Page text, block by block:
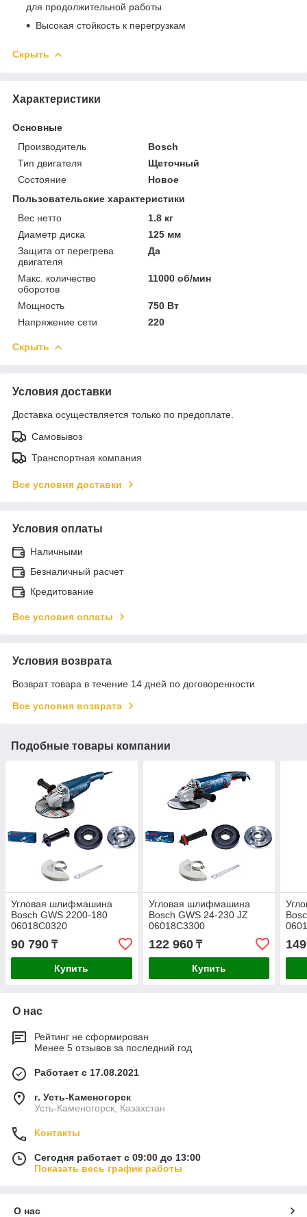
для продолжительной работы
Высокая стойкость к перегрузкам
Скрыть
Характеристики
Основные
Производитель
Bosch
Тип двигателя
Щеточный
Состояние
Новое
Пользовательские характеристики
Вес нетто
1.8 кг
Диаметр диска
125 мм
Защита от перегрева
двигателя
Да
Макс. количество
оборотов
11000 об/мин
Мощность
750 Вт
Напряжение сети
220
Скрыть
Условия доставки
Доставка осуществляется только по предоплате.
Самовывоз
Транспортная компания
Все условия доставки
Условия оплаты
Наличными
Безналичный расчет
Кредитование
Все условия оплаты
Условия возврата
Возврат товара в течение 14 дней по договоренности
Все условия возврата
Подобные товары компании
Угловая шлифмашина
Bosch GWS 2200-180
06018C0320
90 790 ₸
Купить
Угловая шлифмашина
Bosch GWS 24-230 JZ
06018C3300
122 960₸
Купить
О нас
Рейтинг не сформирован
Менее 5 отзывов за последний год
Работает с 17.08.2021
г. Усть-Каменогорск
Усть-Каменогорск, Казахстан
Контакты
Сегодня работает с 09:00 до 13:00
Показать весь график работы
О нас